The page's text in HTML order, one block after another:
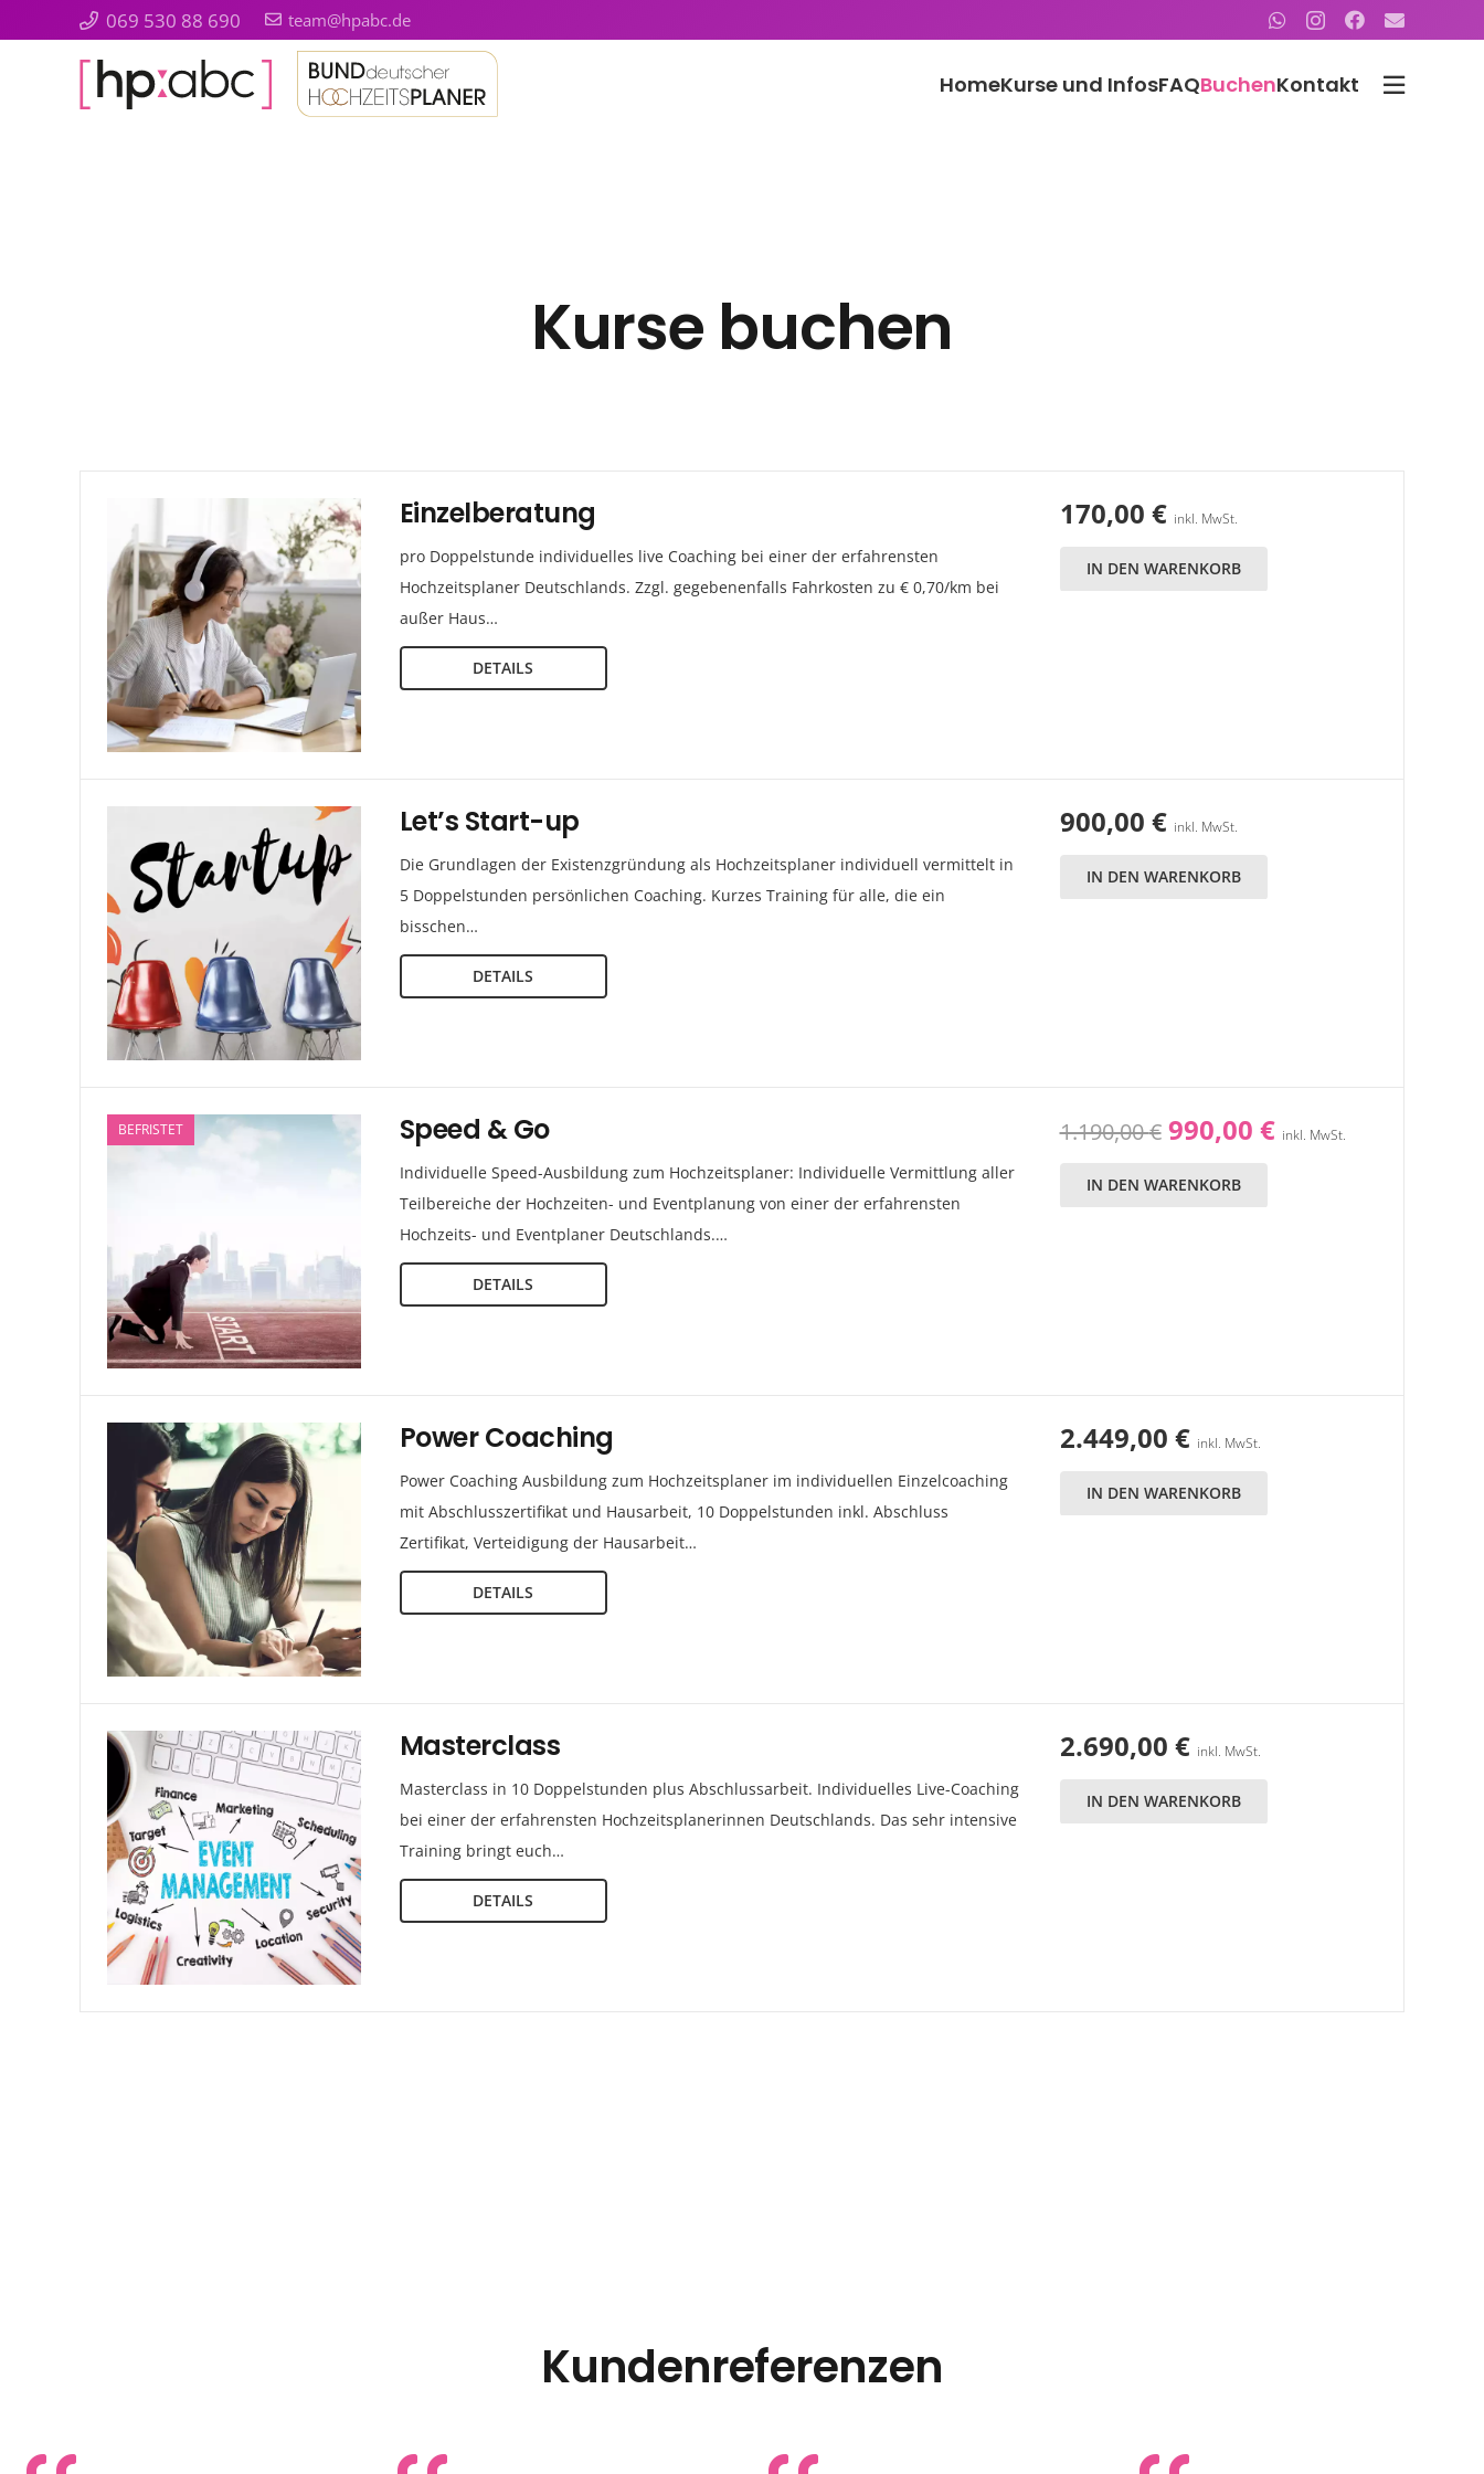
069 530 88 690 team@hpabc.de
HomeKurse und InfosFAQBuchenKontakt
Kurse buchen
Einzelberatung
pro Doppelstunde individuelles live Coaching bei einer der erfahrensten
Hochzeitsplaner Deutschlands. Zzgl. gegebenenfalls Fahrkosten zu € 0,70/km bei
außer Haus…
DETAILS
170,00 € inkl. MwSt.
IN DEN WARENKORB
Let’s Start-up
Die Grundlagen der Existenzgründung als Hochzeitsplaner individuell vermittelt in
5 Doppelstunden persönlichen Coaching. Kurzes Training für alle, die ein
bisschen…
DETAILS
900,00 € inkl. MwSt.
IN DEN WARENKORB
BEFRISTET Speed & Go
Individuelle Speed-Ausbildung zum Hochzeitsplaner: Individuelle Vermittlung aller
Teilbereiche der Hochzeiten- und Eventplanung von einer der erfahrensten
Hochzeits- und Eventplaner Deutschlands.…
DETAILS
1.190,00€ Ursprünglicher
war:
990,00 €Aktueller
inkl. MwSt.
IN DEN WARENKORB
Power Coaching
Power Coaching Ausbildung zum Hochzeitsplaner im individuellen Einzelcoaching
mit Abschlusszertifikat und Hausarbeit, 10 Doppelstunden inkl. Abschluss
Zertifikat, Verteidigung der Hausarbeit…
DETAILS
2.449,00 € inkl. MwSt.
IN DEN WARENKORB
Masterclass
Masterclass in 10 Doppelstunden plus Abschlussarbeit. Individuelles Live-Coaching
bei einer der erfahrensten Hochzeitsplanerinnen Deutschlands. Das sehr intensive
Training bringt euch…
DETAILS
2.690,00 € inkl. MwSt.
IN DEN WARENKORB
Kundenreferenzen